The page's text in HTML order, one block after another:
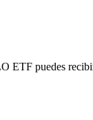
puedes